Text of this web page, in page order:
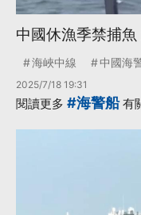
中國休漁季禁捕
海峽中線 中國海
2025/7/18 19:31
閱讀更多 #海警船有